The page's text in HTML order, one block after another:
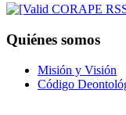
Quiénes somos
Misión y Visión
Código